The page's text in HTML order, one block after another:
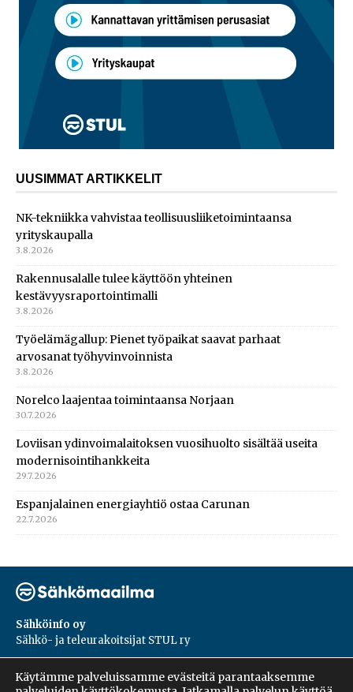
UUSIMMAT ARTIKKELIT
NK-tekniikka vahvistaa teollisuusliiketoimintaansa
yrityskaupalla
3.8.2026
Rakennusalalle tulee käyttöön yhteinen
kestävyysraportointimalli
3.8.2026
Työelämägallup: Pienet työpaikat saavat parhaat
arvosanat työhyvinvoinnista
3.8.2026
Norelco laajentaa toimintaansa Norjaan
30.7.2026
Loviisan ydinvoimalaitoksen vuosihuolto sisältää useita
modernisointihankkeita
29.7.2026
Espanjalainen energiayhtiö ostaa Carunan
22.7.2026
Sähköinfo oy
Sähkö- ja teleurakoitsijat STUL ry
PL 55, 02601, Espoo
Harakantie 18 B
Käytämme palveluissamme evästeitä parantaaksemme